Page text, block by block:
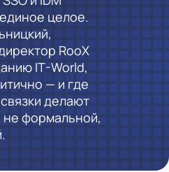
целое.
RooX
IT-World,
— и где
делают
не формальной,